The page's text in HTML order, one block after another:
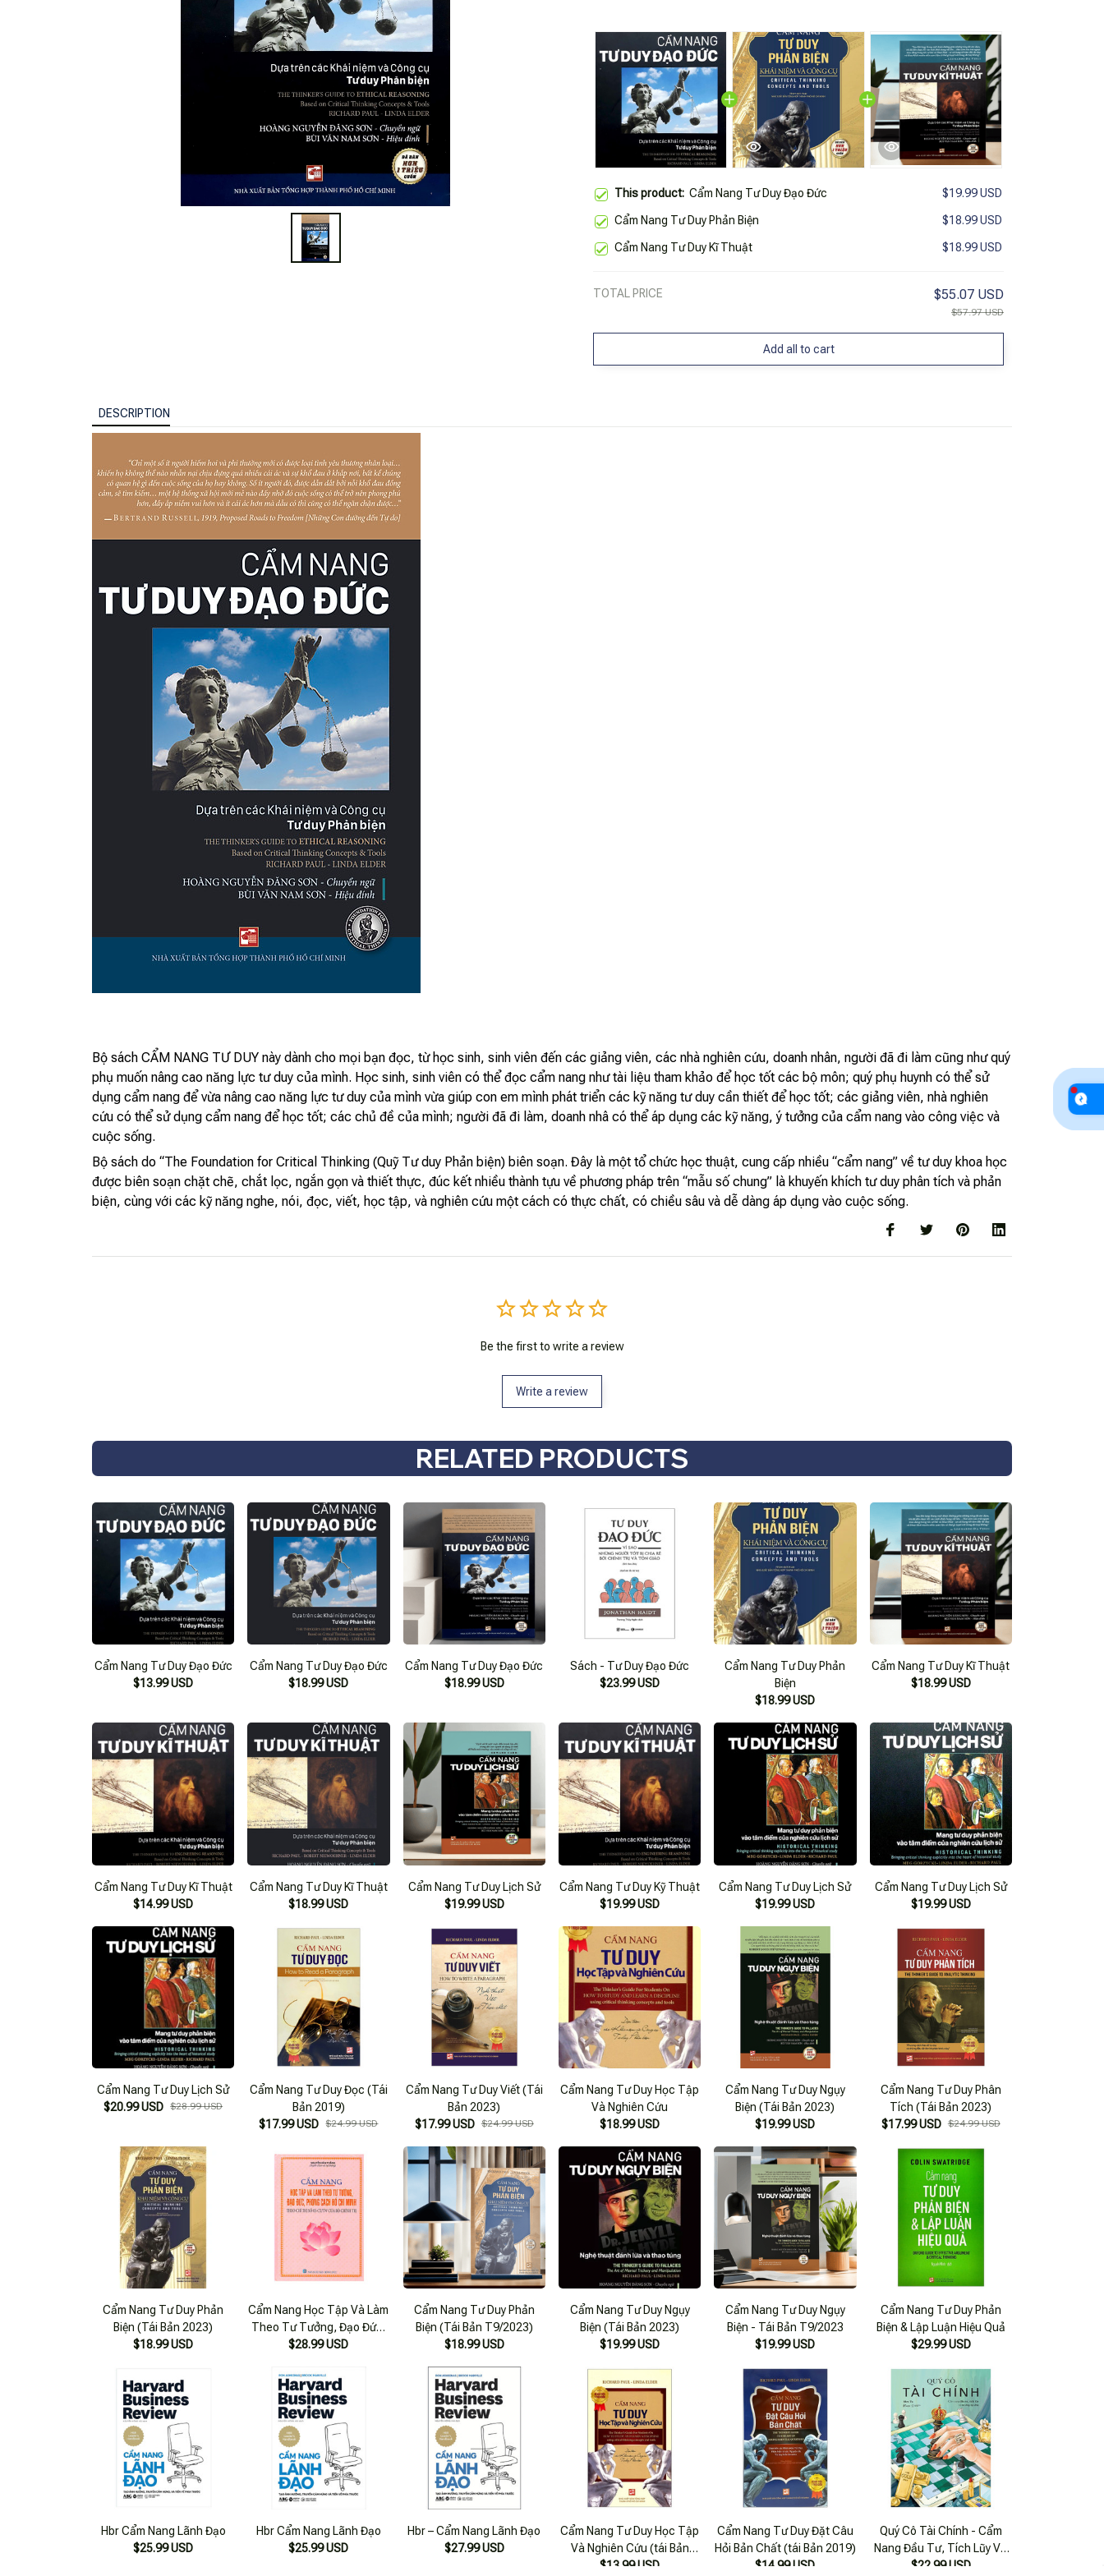
This product: Cẩm Nang Tư Duy Đạo Đức $19.99 USD
Cẩm Nang Tư Duy Phản Biện $18.99 USD
Cẩm Nang Tư Duy Kĩ Thuật $18.99 USD
TOTAL PRICE $55.07 USD
$57.97 USD
Add all to cart
DESCRIPTION
Bộ sách CẨM NANG TƯ DUY này dành cho mọi bạn đọc, từ học sinh, sinh viên đến các giảng viên, các nhà nghiên cứu, doanh nhân, người đã đi làm cũng như quý
phụ muốn nâng cao năng lực tư duy của mình. Học sinh, sinh viên có thể đọc cẩm nang như tài liệu tham khảo để học tốt các bộ môn; quý phụ huynh có thể sử
dụng cẩm nang để vừa nâng cao năng lực tư duy của mình vừa giúp con em mình phát triển các kỹ năng tư duy cần thiết để học tốt; các giảng viên, nhà nghiên
cứu có thể sử dụng cẩm nang để học tốt; các chủ đề của mình; người đã đi làm, doanh nhâ có thể áp dụng các kỹ năng, ý tưởng của cẩm nang vào công việc và
cuộc sống.
Bộ sách do “The Foundation for Critical Thinking (Quỹ Tư duy Phản biện) biên soạn. Đây là một tổ chức học thuật, cung cấp nhiều “cẩm nang” về tư duy khoa học
được biên soạn chặt chẽ, chắt lọc, ngắn gọn và thiết thực, đúc kết nhiều thành tựu về phương pháp trên “mẫu số chung” là khuyến khích tư duy phân tích và phản
biện, cùng với các kỹ năng nghe, nói, đọc, viết, học tập, và nghiên cứu một cách có thực chất, có chiều sâu và dễ dàng áp dụng vào cuộc sống.
Be the first to write a review
Write a review
RELATED PRODUCTS
Cẩm Nang Tư Duy Đạo Đức
$13.99 USD
Cẩm Nang Tư Duy Đạo Đức
$18.99 USD
Cẩm Nang Tư Duy Đạo Đức
$18.99 USD
Sách - Tư Duy Đạo Đức
$23.99 USD
Cẩm Nang Tư Duy Phản
Biện
$18.99 USD
Cẩm Nang Tư Duy Kĩ Thuật
$18.99 USD
Cẩm Nang Tư Duy Kĩ Thuật
$14.99 USD
Cẩm Nang Tư Duy Kĩ Thuật
$18.99 USD
Cẩm Nang Tư Duy Lịch Sử
$19.99 USD
Cẩm Nang Tư Duy Kỹ Thuật
$19.99 USD
Cẩm Nang Tư Duy Lịch Sử
$19.99 USD
Cẩm Nang Tư Duy Lịch Sử
$19.99 USD
Cẩm Nang Tư Duy Lịch Sử
$20.99 USD $28.99 USD
Cẩm Nang Tư Duy Đọc (Tái
Bản 2019)
$17.99 USD
$24.99 USD
Cẩm Nang Tư Duy Viết (Tái
Bản 2023)
$17.99 USD $24.99 USD
Cẩm Nang Tư Duy Học Tập
Và Nghiên Cứu
$18.99 USD
Cẩm Nang Tư Duy Ngụy
Biện (Tái Bản 2023)
$19.99 USD
Cẩm Nang Tư Duy Phân
Tích (Tái Bản 2023)
$17.99 USD $24.99 USD
Cẩm Nang Tư Duy Phản
Biện (Tái Bản 2023)
$18.99 USD
Cẩm Nang Học Tập Và Làm
Theo Tư Tưởng, Đạo Đức,
Phong Cách Hồ Chí Minh
$28.99 USD
Cẩm Nang Tư Duy Phản
Biện (Tái Bản T9/2023)
$18.99 USD
Cẩm Nang Tư Duy Ngụy
Biện (Tái Bản 2023)
$19.99 USD
Cẩm Nang Tư Duy Ngụy
Biện - Tái Bản T9/2023
$19.99 USD
Cẩm Nang Tư Duy Phản
Biện & Lập Luận Hiệu Quả
$29.99 USD
Hbr Cẩm Nang Lãnh Đạo
$25.99 USD
Hbr Cẩm Nang Lãnh Đạo
$25.99 USD
Hbr – Cẩm Nang Lãnh Đạo
$27.99 USD
Cẩm Nang Tư Duy Học Tập
Và Nghiên Cứu (tái Bản
2019)
$13.99 USD
Cẩm Nang Tư Duy Đặt Câu
Hỏi Bản Chất (tái Bản 2019)
$14.99 USD
Quý Cô Tài Chính - Cẩm
Nang Đầu Tư, Tích Lũy Và
Tư Duy Tự Chủ
$22.99 USD